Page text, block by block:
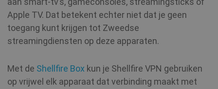
Apple TV. Dat betekent echter niet dat je geen
toegang kunt krijgen tot Zweedse
streamingdiensten op deze apparaten.
Met de Shellfire Box kun je Shellfire VPN gebruiken
op vrijwel elk apparaat dat verbinding maakt met